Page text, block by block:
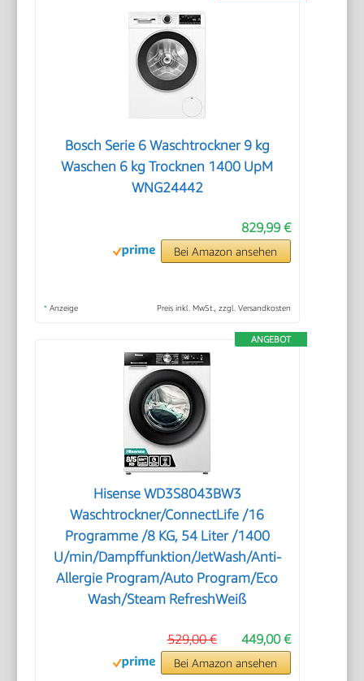
Bosch Serie 6 Waschtrockner 9 kg
Waschen 6 kg Trocknen 1400 UpM
WNG24442
829,99 €
Bei Amazon ansehen
* Anzeige Preis inkl. MwSt., zzgl. Versandkosten
ANGEBOT
Hisense WD3S8043BW3
Waschtrockner/ConnectLife /16
Programme /8 KG, 54 Liter /1400
U/min/Dampffunktion/JetWash/Anti-
Allergie Program/Auto Program/Eco
Wash/Steam RefreshWeiß
449,00 €
529,00 €
Bei Amazon ansehen